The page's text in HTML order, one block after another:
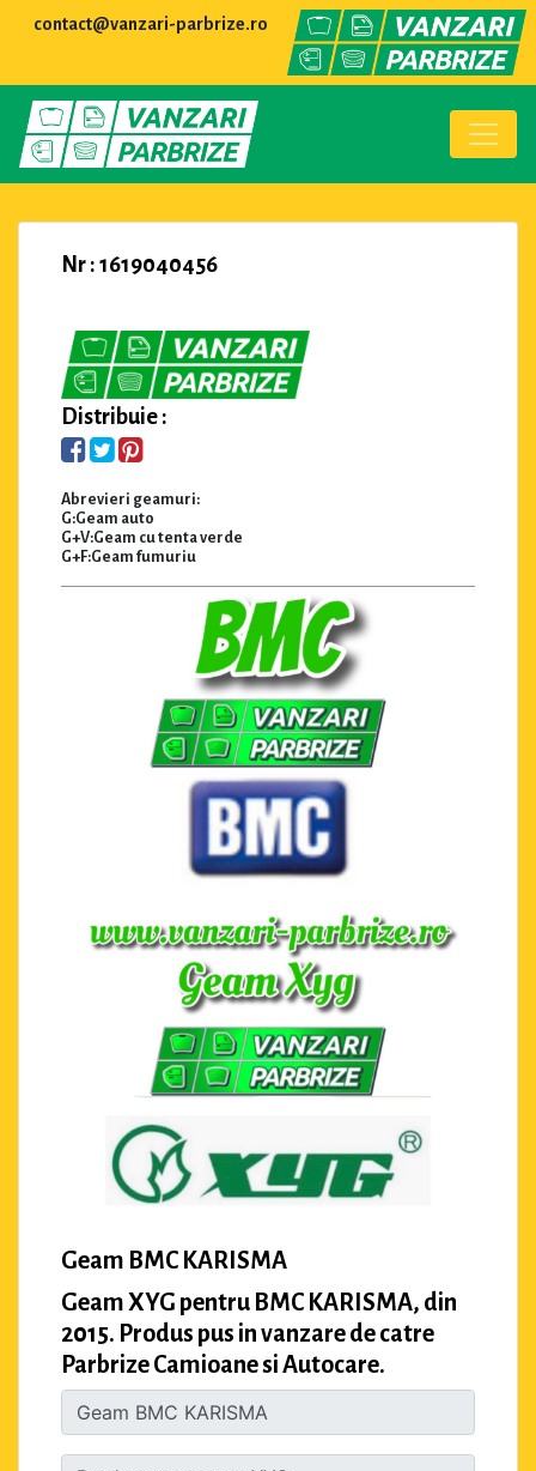
contact@vanzari-parbrize.ro
Nr : 1619040456
Distribuie :
Abrevieri geamuri:
G:Geam auto
G+V:Geam cu tenta verde
G+F:Geam fumuriu
Geam BMC KARISMA
Geam XYG pentru BMC KARISMA, din
2015. Produs pus in vanzare de catre
Parbrize Camioane si Autocare.